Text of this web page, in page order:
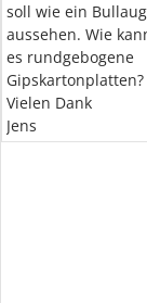
soll wie ein
aussehen. Wie
es rundgebogene
Vielen Dank
Jens